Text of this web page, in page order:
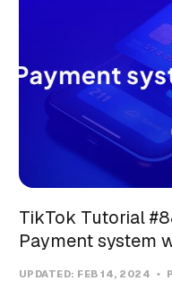
TikTok Tutorial
Payment system
UPDATED: FEB 14, 2024